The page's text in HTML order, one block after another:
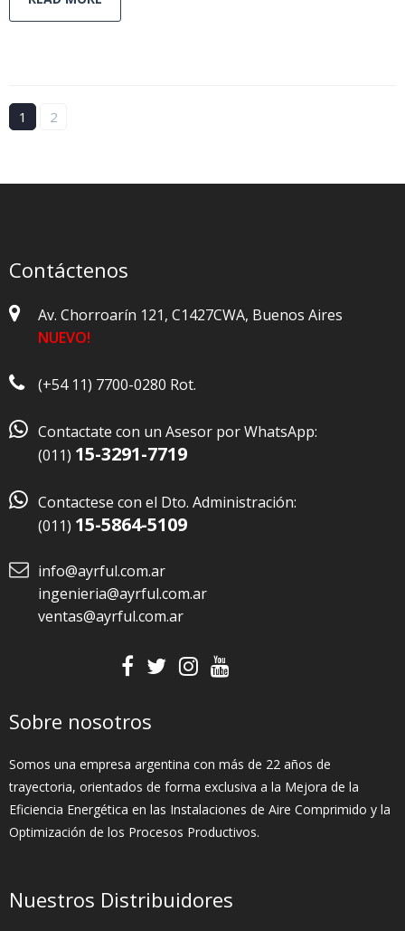
1 2
Contáctenos
Av. Chorroarín 121, C1427CWA, Buenos Aires
NUEVO!
(+54 11) 7700-0280 Rot.
 Contactate con un Asesor por WhatsApp:
(011) 15-3291-7719
 Contactese con el Dto. Administración:
(011) 15-5864-5109
info@ayrful.com.ar
ingenieria@ayrful.com.ar
ventas@ayrful.com.ar
Sobre nosotros
Somos una empresa argentina con más de 22 años de
trayectoria, orientados de forma exclusiva a la Mejora de la
Eficiencia Energética en las Instalaciones de Aire Comprimido y la
Optimización de los Procesos Productivos.
Nuestros Distribuidores